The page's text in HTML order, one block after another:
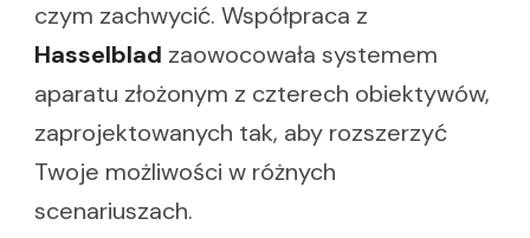
czym zachwycić. Współpraca z
Hasselblad zaowocowała systemem
aparatu złożonym z czterech obiektywów,
zaprojektowanych tak, aby rozszerzyć
Twoje możliwości w różnych
scenariuszach.